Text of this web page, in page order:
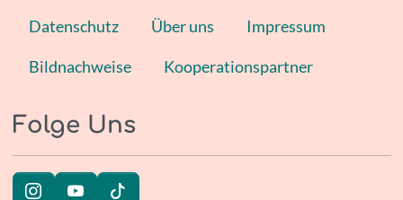
Datenschutz Über uns Impressum
Bildnachweise Kooperationspartner
Folge Uns